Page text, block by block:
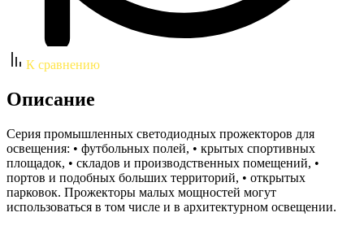
К сравнению
Описание
Серия промышленных светодиодных прожекторов для
освещения: • футбольных полей, • крытых спортивных
площадок, • складов и производственных помещений, •
портов и подобных больших территорий, • открытых
парковок. Прожекторы малых мощностей могут
использоваться в том числе и в архитектурном освещении.